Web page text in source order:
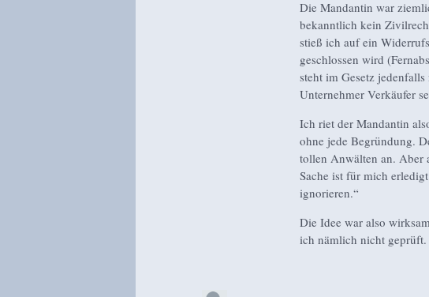
Die Mandantin war
bekanntlich kein
stieß ich auf ein
geschlossen wird
steht im Gesetz
Unternehmer Verkäufer
Ich riet der Mandantin
ohne jede Begründung.
tollen Anwälten an. Aber
Sache ist für mich
ignorieren.“
Die Idee war also
ich nämlich nicht geprüft.